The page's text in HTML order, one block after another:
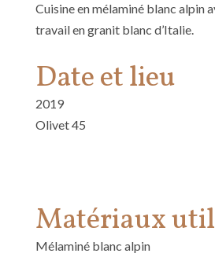
Cuisine en mélaminé blanc alpin
travail en granit blanc d’Italie.
Date et lieu
2019
Olivet 45
Matériaux
Mélaminé blanc alpin